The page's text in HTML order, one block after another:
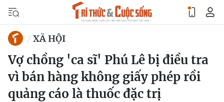
XÃ HỘI
Vợ chồng 'ca sĩ' Phú Lê bị điều tra
vì bán hàng không giấy phép rồi
quảng cáo là thuốc đặc trị